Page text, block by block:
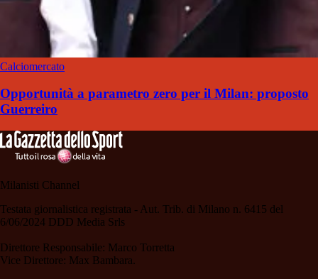
Calciomercato
Opportunità a parametro zero per il Milan: proposto
Guerreiro
Milanisti Channel
Testata giornalistica registrata - Aut. Trib. di Milano n. 6415 del
6/06/2024 DDD Media Srls
Direttore Responsabile: Marco Torretta
Vice Direttore: Max Bambara.